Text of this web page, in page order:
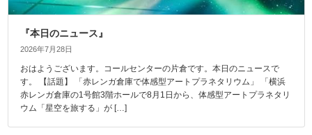
『本日のニュース』
2026年7月28日
おはようございます。コールセンターの片倉です。本日のニュースで
す。 【話題】 「赤レンガ倉庫で体感型アートプラネタリウム」 「横浜
赤レンガ倉庫の1号館3階ホールで8月1日から、体感型アートプラネタリ
ウム「星空を旅する」が […]